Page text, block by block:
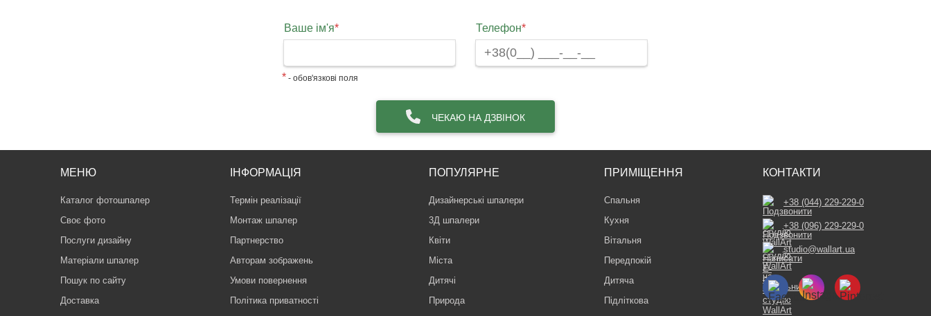
Ваше ім'я* Телефон*
* - обов'язкові поля
ЧЕКАЮ НА ДЗВІНОК
МЕНЮ
Каталог фотошпалер
Своє фото
Послуги дизайну
Матеріали шпалер
Пошук по сайту
Доставка
ІНФОРМАЦІЯ
Термін реалізації
Монтаж шпалер
Партнерство
Авторам зображень
Умови повернення
Політика приватності
ПОПУЛЯРНЕ
Дизайнерські шпалери
3Д шпалери
Квіти
Міста
Дитячі
Природа
ПРИМІЩЕННЯ
Спальня
Кухня
Вітальня
Передпокій
Дитяча
Підліткова
КОНТАКТИ
+38 (044) 229-229-0
+38 (096) 229-229-0
studio@wallart.ua